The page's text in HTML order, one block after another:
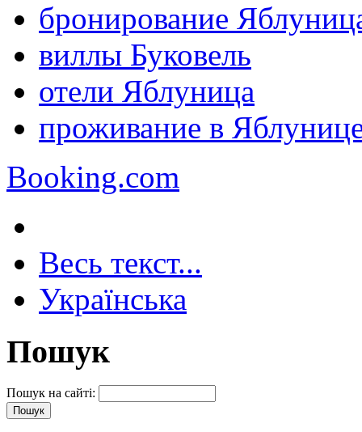
бронирование
виллы Буковель
отели Яблуница
проживание в
Booking.com
Весь текст...
Українська
Пошук
Пошук на сайті: